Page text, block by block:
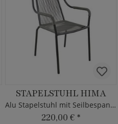
STAPELSTUHL HIMA
Alu Stapelstuhl mit Seilbespannung
220,00 € *